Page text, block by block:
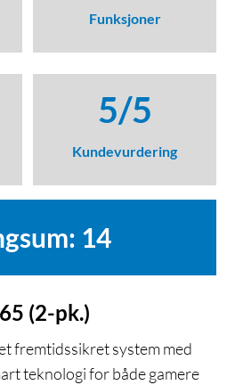
Funksjoner
5/5
Kundevurdering
14
(2-pk.)
fremtidssikret system med
teknologi for både gamere